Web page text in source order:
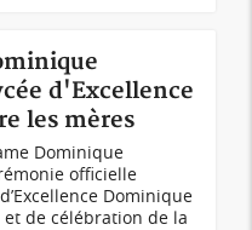
d'Excellence
les mères
Dominique
officielle
Dominique
de célébration de la